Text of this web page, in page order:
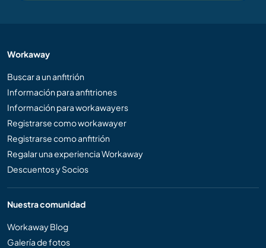
Workaway
Buscar a un anfitrión
Información para anfitriones
Información para workawayers
Registrarse como workawayer
Registrarse como anfitrión
Regalar una experiencia Workaway
Descuentos y Socios
Nuestra comunidad
Workaway Blog
Galería de fotos